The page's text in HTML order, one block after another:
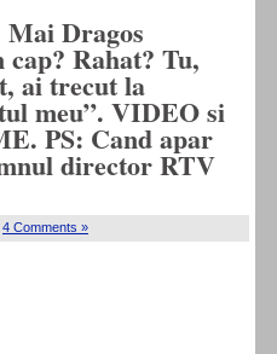
Dragos
Rahat? Tu,
ai trecut la
meu”. VIDEO si
PS: Cand apar
director RTV
4 Comments »